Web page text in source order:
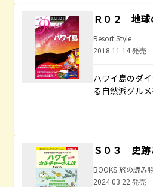
Ｒ０２ 地
Resort Style
2018.11.14 発売
ハワイ島のダ
る自然派グル
Ｓ０３ 史跡
BOOKS 旅の読み
2024.03.22 発売